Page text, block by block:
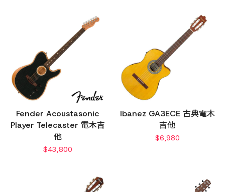
Fender Acoustasonic
Player Telecaster 電木吉
他
$43,800
Ibanez GA3ECE 古典電木
吉他
$6,980